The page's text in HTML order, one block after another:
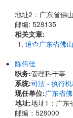
地址2：广东省佛
邮编: 528135
相关文章:
追查广东省佛
陈伟佳
职务:管理科干事
系统:司法 - 执行
现任单位:广东省
地址:地址1：广东
邮编：528000